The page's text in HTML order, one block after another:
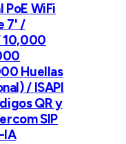
PoE WiFi
7' /
10,000
Huellas
/ ISAPI
QR y
SIP
IA